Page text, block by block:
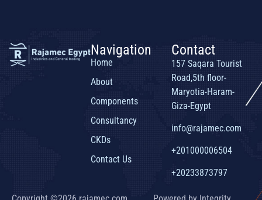
Navigation
Home
About
Components
Consultancy
CKDs
Contact Us
Contact
157 Saqara Tourist
Road,5th floor-
Maryotia-Haram-
Giza-Egypt
info@rajamec.com
+201000006504
+20233873797